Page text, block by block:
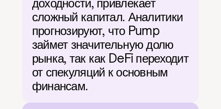
доходности, привлекает
сложный капитал. Аналитики
прогнозируют, что Pump
займет значительную долю
рынка, так как DeFi переходит
от спекуляций к основным
финансам.